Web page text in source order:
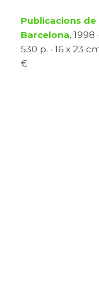
Publicacions
Barcelona, 1998 ·
530 p. · 16 x 23
€